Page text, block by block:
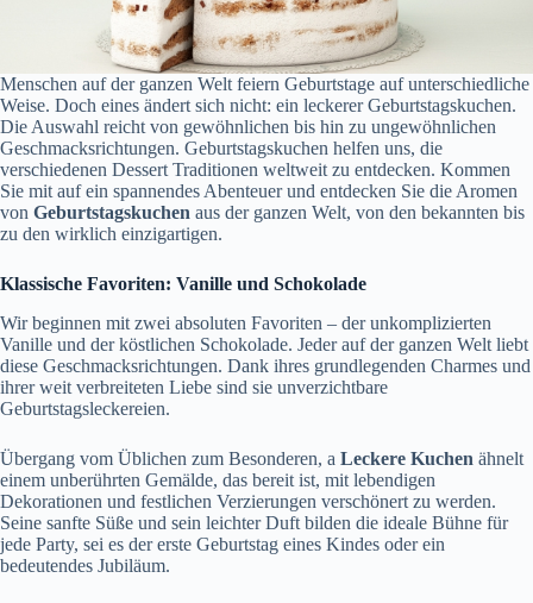
Menschen auf der ganzen Welt feiern Geburtstage auf unterschiedliche
Weise. Doch eines ändert sich nicht: ein leckerer Geburtstagskuchen.
Die Auswahl reicht von gewöhnlichen bis hin zu ungewöhnlichen
Geschmacksrichtungen. Geburtstagskuchen helfen uns, die
verschiedenen Dessert Traditionen weltweit zu entdecken. Kommen
Sie mit auf ein spannendes Abenteuer und entdecken Sie die Aromen
von Geburtstagskuchen aus der ganzen Welt, von den bekannten bis
zu den wirklich einzigartigen.
Klassische Favoriten: Vanille und Schokolade
Wir beginnen mit zwei absoluten Favoriten – der unkomplizierten
Vanille und der köstlichen Schokolade. Jeder auf der ganzen Welt liebt
diese Geschmacksrichtungen. Dank ihres grundlegenden Charmes und
ihrer weit verbreiteten Liebe sind sie unverzichtbare
Geburtstagsleckereien.
Übergang vom Üblichen zum Besonderen, a Leckere Kuchen ähnelt
einem unberührten Gemälde, das bereit ist, mit lebendigen
Dekorationen und festlichen Verzierungen verschönert zu werden.
Seine sanfte Süße und sein leichter Duft bilden die ideale Bühne für
jede Party, sei es der erste Geburtstag eines Kindes oder ein
bedeutendes Jubiläum.